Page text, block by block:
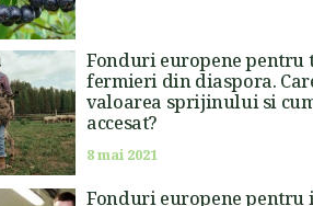
Fonduri europene
fermieri din diaspora.
valoarea sprijinului si
accesat?
8 mai 2021
Fonduri europene pentru